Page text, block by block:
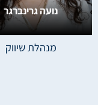
נועה גרינברגר
מנהלת שיווק